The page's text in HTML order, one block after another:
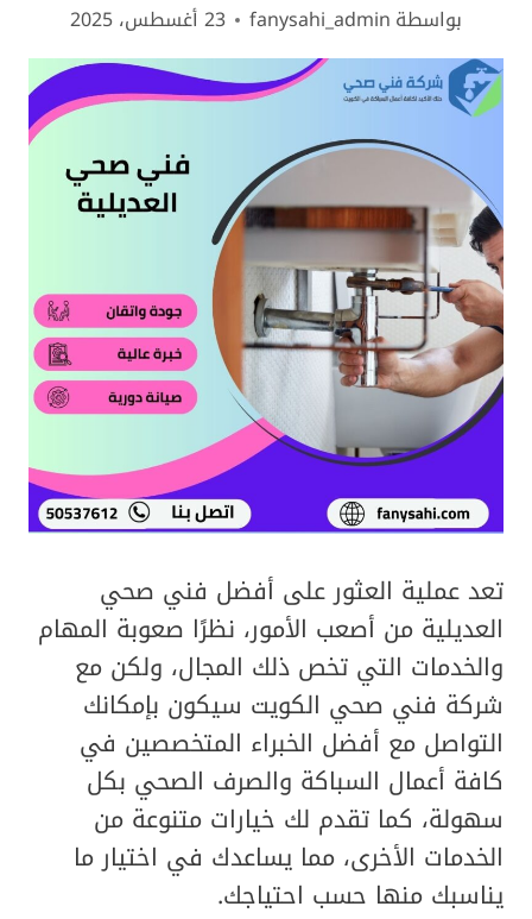
بواسطةfanysahi_admin 23 أغسطس، 2025
تعد عملية العثور على أفضل فني صحي
العديلية من أصعب الأمور، نظرًا صعوبة المهام
والخدمات التي تخص ذلك المجال، ولكن مع
شركة فني صحي الكويت سيكون بإمكانك
التواصل مع أفضل الخبراء المتخصصين في
كافة أعمال السباكة والصرف الصحي بكل
سهولة، كما تقدم لك خيارات متنوعة من
الخدمات الأخرى، مما يساعدك في اختيار ما
يناسبك منها حسب احتياجك.